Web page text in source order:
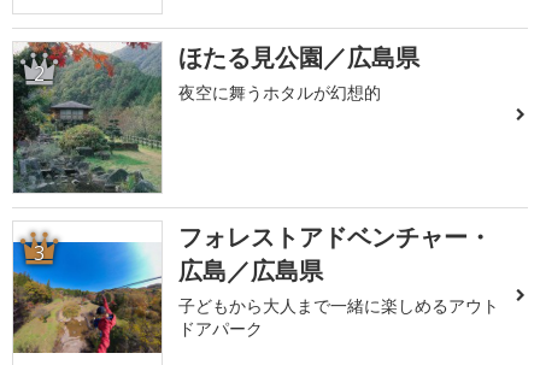
2 ほたる見公園／広島県
夜空に舞うホタルが幻想的
3
フォレストアドベンチャー・
広島／広島県
子どもから大人まで一緒に楽しめるアウト
ドアパーク